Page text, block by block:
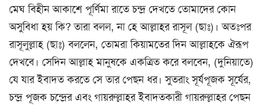
মেঘ বিহীন আকাশে পূর্ণিমা রাতে চন্দ্র দেখতে তোমাদের কোন
অসুবিধা হয় কি? তারা বলল, না হে আল্লাহর রাসূল (ছাঃ)। অতঃপর
রাসূলুল্লাহ (ছাঃ) বললেন, তোমরা কিয়ামতের দিন আল্লাহকে ঐরূপ
দেখবে। সেদিন আল্লাহ মানুষকে একত্রিত করে বলবেন, (দুনিয়াতে)
যে যার ইবাদত করতে সে তার পেছন ধর। সুতরাং সূর্যপূজক সূর্যের,
চন্দ্র পূজক চন্দ্রের এবং গায়রুল্লাহর ইবাদতকারী গায়রুল্লাহর পেছন